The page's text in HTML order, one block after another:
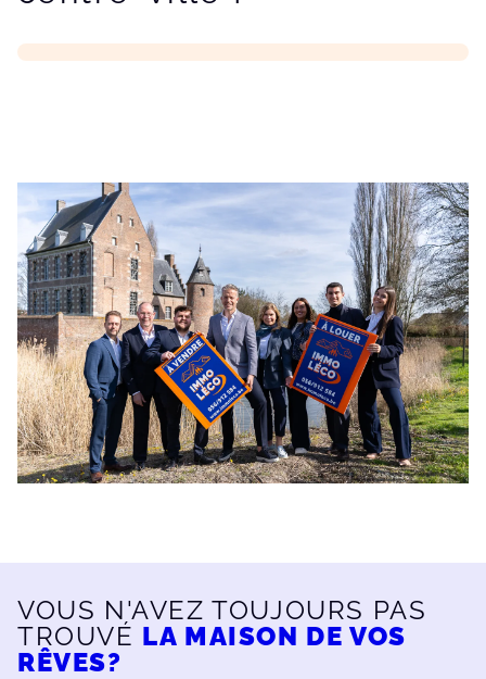
VOUS N'AVEZ TOUJOURS PAS
TROUVÉ LA MAISON DE VOS
RÊVES?